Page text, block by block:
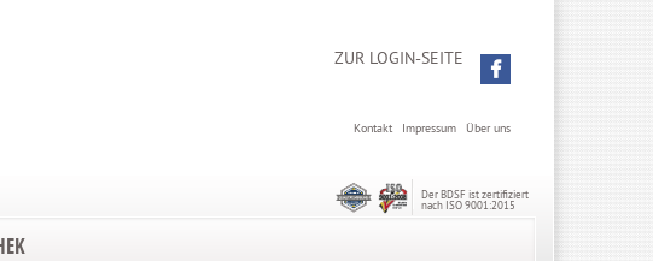
ZUR LOGIN-SEITE
Über uns
Impressum
Kontakt
Der BDSF ist zertifiziert
nach ISO 9001:2015